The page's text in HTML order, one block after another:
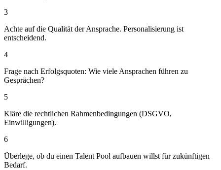
3
Achte auf die Qualität der Ansprache. Personalisierung ist
entscheidend.
4
Frage nach Erfolgsquoten: Wie viele Ansprachen führen zu
Gesprächen?
5
Kläre die rechtlichen Rahmenbedingungen (DSGVO,
Einwilligungen).
6
Überlege, ob du einen Talent Pool aufbauen willst für zukünftigen
Bedarf.